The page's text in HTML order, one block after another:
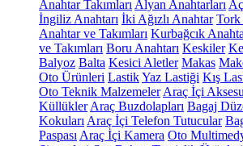
Anahtar Takımları Alyan Anahtarları
İngiliz Anahtarı İki Ağızlı Anahtar Tork
Anahtar ve Takımları Kurbağcık
ve Takımları Boru Anahtarı Keskiler
Balyoz Balta Kesici Aletler Makas
Oto Ürünleri LastikYaz Lastiği Kış
Oto Teknik Malzemeler Araç İçi
Küllükler Araç Buzdolapları Bagaj
Kokuları Araç İçi Telefon Tutucular
Paspası Araç İçi Kamera Oto